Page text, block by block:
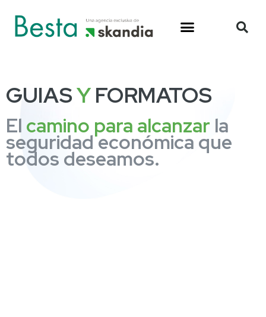
GUIASYFORMATOS
El camino para alcanzar la
seguridad económica que
todos deseamos.